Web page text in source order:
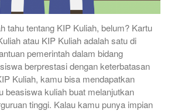
tahu tentang KIP Kuliah, belum? Kartu
atau KIP Kuliah adalah satu di
pemerintah dalam bidang
berprestasi dengan keterbatasan
Kuliah, kamu bisa mendapatkan
beasiswa kuliah buat melanjutkan
tinggi. Kalau kamu punya impian